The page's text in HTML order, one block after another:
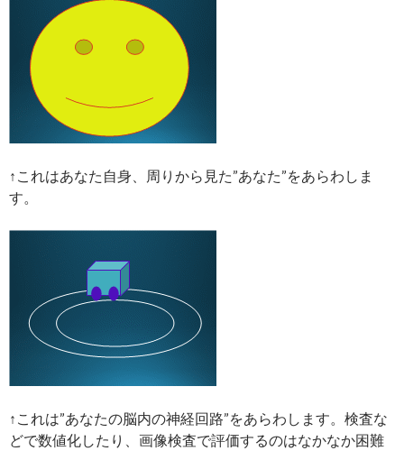
↑これはあなた自身、周りから見た”あなた”をあらわしま
す。
↑これは”あなたの脳内の神経回路”をあらわします。検査な
どで数値化したり、画像検査で評価するのはなかなか困難